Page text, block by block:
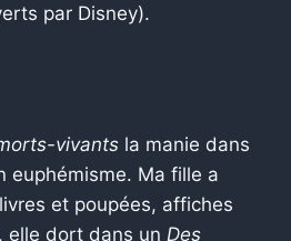
par Disney).
vivants la manie dans
euphémisme. Ma fille a
livres et poupées, affiches
elle dort dans un Des